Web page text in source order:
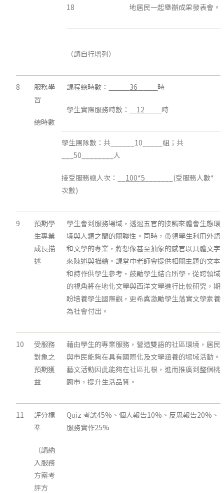
18
地居民一起舉辦成果發表會。
（請自行增列）
8
服務學
習
總時數
課程總時數： 36 時
學生實際服務時數： 12 時
學生團隊數：共______10_____組；共
___50________人
接受服務總人次：__ 100*5 _______(受服務人數*
次數)
9
預期學
生專業
成長描
述
學生會到服務場域，透過五官的接觸來體會生態環
境與人類之間的關聯性。同時，帶領學生利用外語
和文學的專業，將想像甚至抽象的感官以具體文字
來陳述與描繪。課堂中老師會提供相關主題的文本
和詩作供學生參考，鼓勵學生結合所學，從跨領域
的視角將在地化文學與西洋文學進行比較研究，期
盼培養學生國際觀，更希冀激勵學生落實文學素養
為社會付出。
10
受服務
對象之
預期獲
益
藉由學生的專業服務，營造雙語的社區環境，居民
與市民能夠在具有國際化及文學涵養的場域活動。
藝文活動因此能夠在社區扎根，進而推廣到整個桃
園市，提升生活品質。
11
評分標
準
（請納
入服務
方案考
評方
Quiz 考試45%、個人報告10%、反思報告20%、
服務實作25%